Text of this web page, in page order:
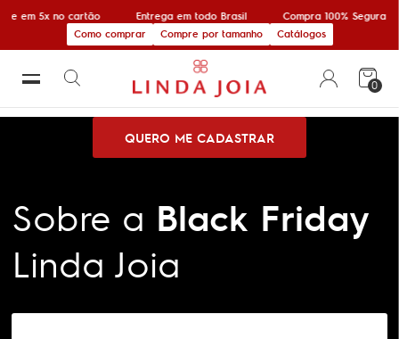
em 5x no cartão Entrega em todo Brasil
Compra 100% Segura
Como comprar
Compre por tamanho Catálogos
0
QUERO ME CADASTRAR
Sobre a Black Friday
Linda Joia